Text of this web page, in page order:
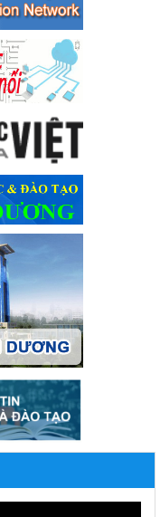
học sinh thị xã Bến
sinh thị xã Bến Cát
Covid 19
Covid 19
giao thông cho nụ
viên trung học
thông cho nụ cười
trung học năm học
dùng tiền mặt các
2024 và các năm
tiền mặt các khoản
và các năm tiếp theo